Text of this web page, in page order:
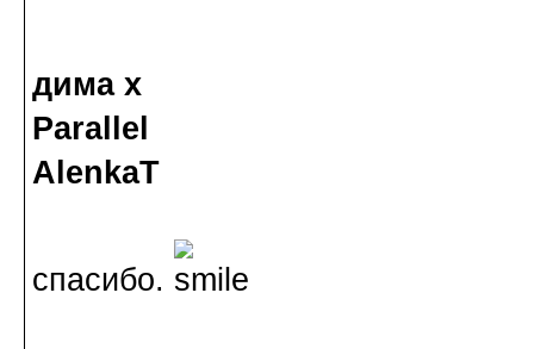
дима х
Parallel
AlenkaT
спасибо.